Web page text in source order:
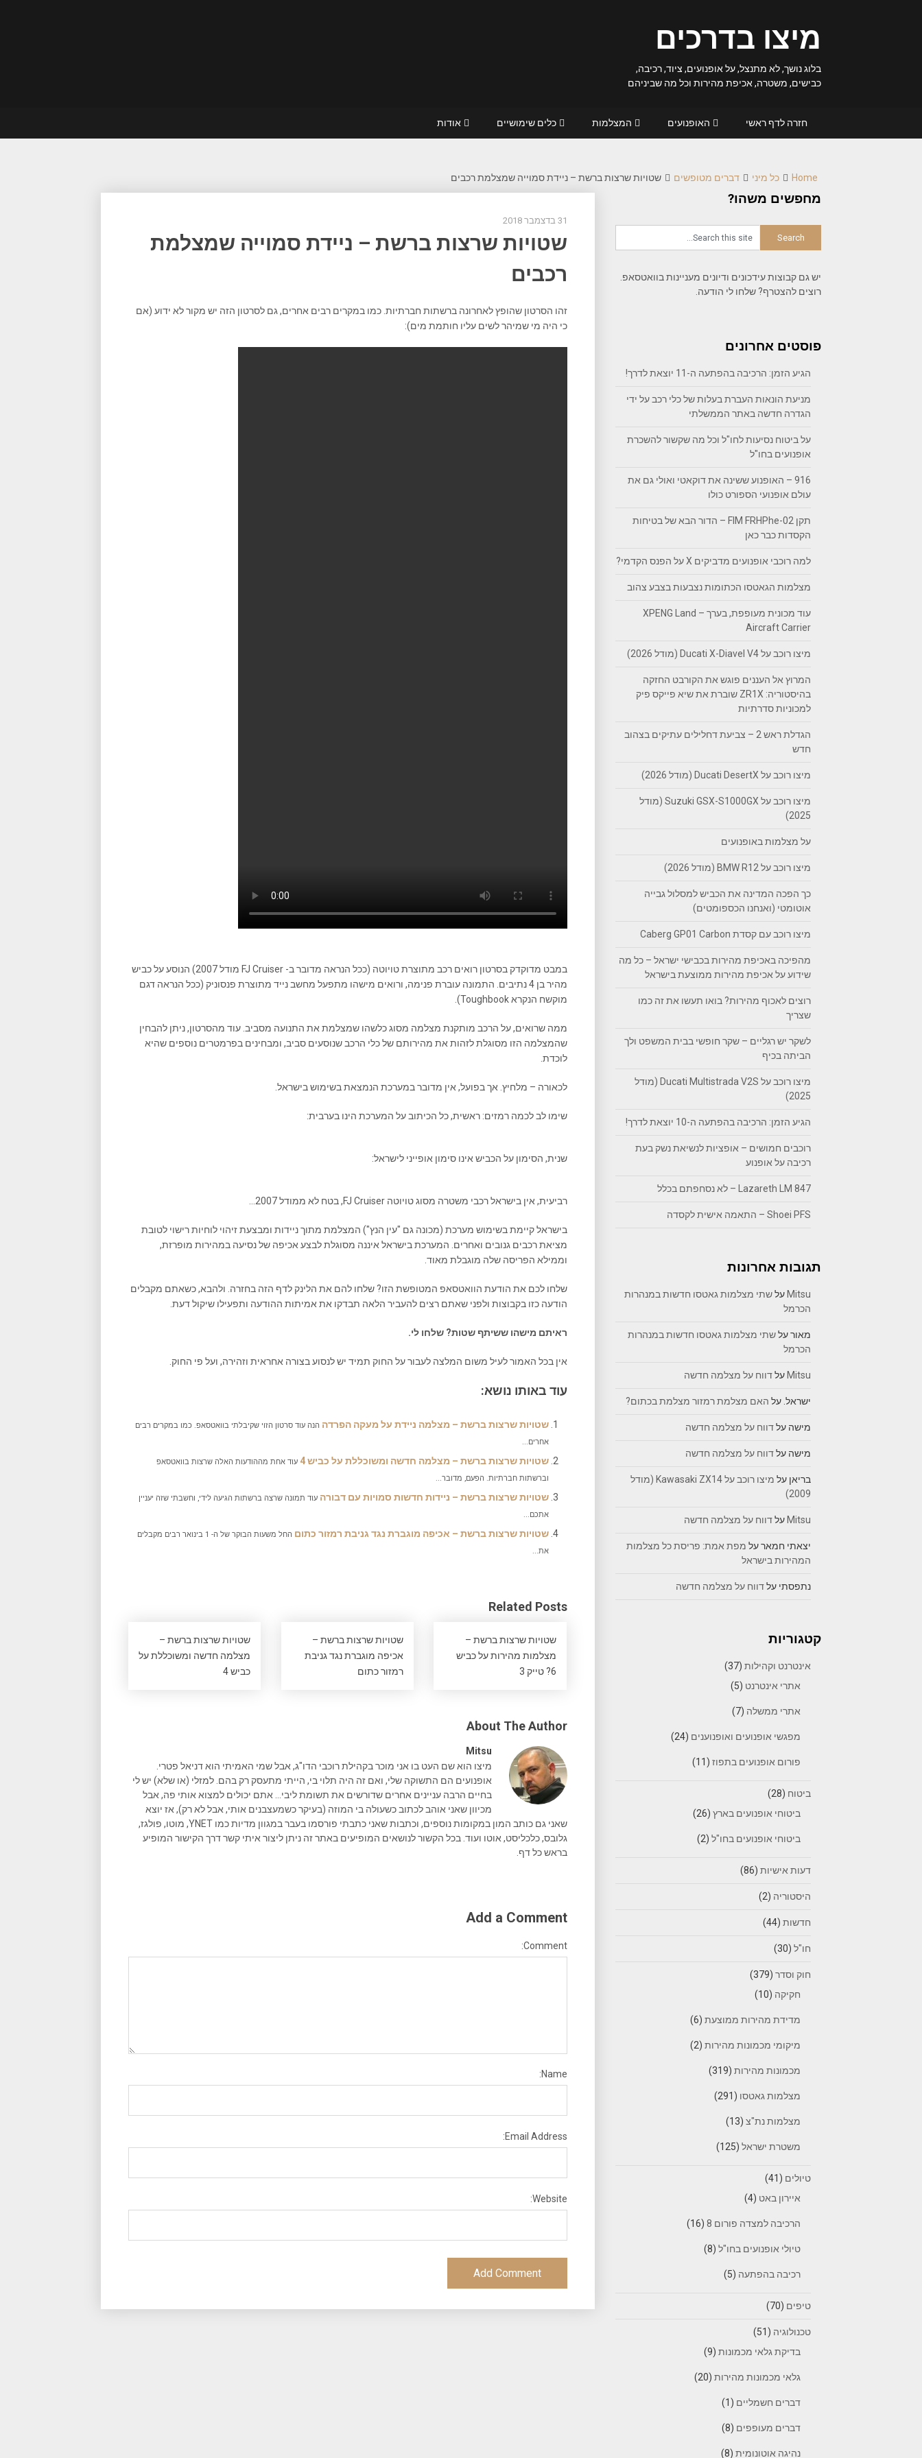
מיצו בדרכים
בלוג נושך, לא מתנצל, על אופנועים, ציוד, רכיבה,
כבישים, משטרה, אכיפת מהירות וכל מה שביניהם
חזרה לדף ראשי האופנועים המצלמות כלים שימושיים אודות
Home כל מיני דברים מטופשים שטויות שרצות ברשת – ניידת סמוייה שמצלמת רכבים
31 בדצמבר 2018
שטויות שרצות ברשת – ניידת סמוייה שמצלמת
רכבים
זהו הסרטון שהופץ לאחרונה ברשתות חברתיות. כמו במקרים רבים אחרים, גם לסרטון הזה יש מקור לא ידוע (אם
כי היה מי שמיהר לשים עליו חותמת מים):
במבט מדוקדק בסרטון רואים רכב מתוצרת טויוטה (ככל הנראה מדובר ב- FJ Cruiser מודל 2007) הנוסע על כביש
מהיר בן 4 נתיבים. התמונה עוברת פנימה, ורואים מישהו מתפעל מחשב נייד מתוצרת פנסוניק (ככל הנראה דגם
מוקשח הנקרא Toughbook).
ממה שרואים, על הרכב מותקנת מצלמה מסוג כלשהו שמצלמת את התנועה מסביב. עוד מהסרטון, ניתן להבחין
שהמצלמה הזו מסוגלת לזהות את מהירותם של כלי הרכב שנוסעים סביב, ומבחינים בפרמטרים נוספים שהיא
לוכדת.
לכאורה – מלחיץ. אך בפועל, אין מדובר במערכת הנמצאת בשימוש בישראל.
שימו לב לכמה רמזים: ראשית, כל הכיתוב על המערכת הינו בערבית:
שנית, הסימון על הכביש אינו סימון אופייני לישראל:
רביעית, אין בישראל רכבי משטרה מסוג טויוטה FJ Cruiser, בטח לא ממודל 2007…
בישראל קיימת בשימוש מערכת (מכונה גם "עין הנץ") המצלמת מתוך ניידות ומבצעת זיהוי לוחיות רישוי לטובת
מציאת רכבים גנובים ואחרים. המערכת בישראל איננה מסוגלת לבצע אכיפה של נסיעה במהירות מופרזת,
וממילא הפריסה שלה מוגבלת מאוד.
שלחו לכם את הודעת הוואטסאפ המטופשת הזו? שלחו להם את הלינק לדף הזה בחזרה. ולהבא, כשאתם מקבלים
הודעה כזו בקבוצות ולפני שאתם רצים להעביר הלאה תבדקו את אמיתות ההודעה ותפעילו שיקול דעת.
ראיתם מישהו ששיתף שטות? שלחו לי.
אין בכל האמור לעיל משום המלצה לעבור על החוק תמיד יש לנסוע בצורה אחראית וזהירה, ועל פי החוק.
עוד באותו נושא:
שטויות שרצות ברשת – מצלמה ניידת על מעקה הפרדה הנה עוד סרטון הזוי שקיבלתי בוואטסאפ. כמו במקרים רבים
אחרים...
שטויות שרצות ברשת – מצלמה חדשה ומשוכללת על כביש 4
עוד אחת מההודעות האלה שרצות בוואטסאפ
וברשתות חברתיות. הפעם, מדובר...
שטויות שרצות ברשת – ניידות חדשות סמויות עם דבורה עוד תמונה שרצה ברשתות הגיעה לידי, וחשבתי שזה יעניין
אתכם...
שטויות שרצות ברשת – אכיפה מוגברת נגד גניבת רמזור כתום
החל משעות הבוקר של ה- 1 בינואר רבים מקבלים
את...
Related Posts
שטויות שרצות ברשת –
מצלמה חדשה ומשוכללת על
כביש 4
שטויות שרצות ברשת –
אכיפה מוגברת נגד גניבת
רמזור כתום
שטויות שרצות ברשת –
מצלמות מהירות על כביש
6? טייק 3
About The Author
Mitsu
מיצו הוא שם העט בו אני מוכר בקהילת רוכבי הדו"ג, אבל שמי האמיתי הוא דניאל פטרי.
אופנועים הם התשוקה שלי, ואם זה היה תלוי בי, הייתי מתעסק רק בהם. למזלי (או שלא) יש לי
בחיים הרבה עניינים אחרים שדורשים את תשומת ליבי... אתם יכולים למצוא אותי פה, אבל
מכיוון שאני אוהב לכתוב כשעולה בי המוזה (בעיקר כשמעצבנים אותי, אבל לא רק), אז יוצא
שאני גם כותב המון במקומות נוספים, וכתבות שאני כתבתי פורסמו בעבר במגוון מדיות כמו YNET, מוטו, פולגז,
גלובס, כלכליסט, אוטו ועוד. בכל הקשור לנושאים המופיעים באתר זה ניתן ליצור איתי קשר דרך הקישור המופיע
בראש כל דף.
Add a Comment
Comment:
Name:
Email Address:
Website:
מחפשים משהו?
יש גם קבוצות עידכונים ודיונים מעניינות בוואטסאפ.
רוצים להצטרף? שלחו לי הודעה.
פוסטים אחרונים
הגיע הזמן: הרכיבה בהפתעה ה-11 יוצאת לדרך!
מניעת הונאות העברת בעלות של כלי רכב על ידי
הגדרה חדשה באתר הממשלתי
על ביטוח נסיעות לחו"ל וכל מה שקשור להשכרת
אופנועים בחו"ל
916 – האופנוע ששינה את דוקאטי ואולי גם את
עולם אופנועי הספורט כולו
תקן FIM FRHPhe-02 – הדור הבא של בטיחות
הקסדות כבר כאן
למה רוכבי אופנועים מדביקים X על הפנס הקדמי?
מצלמות הגאטסו הכתומות נצבעות בצבע צהוב
עוד מכונית מעופפת, בערך – XPENG Land
Aircraft Carrier
מיצו רוכב על Ducati X-Diavel V4 (מודל 2026)
המרוץ אל העננים פוגש את הקורבט החזקה
בהיסטוריה: ZR1X שוברת את שיא פייקס פיק
למכוניות סדרתיות
הגדלת ראש 2 – צביעת דחלילים עתיקים בצהוב
חדש
מיצו רוכב על Ducati DesertX (מודל 2026)
מיצו רוכב על Suzuki GSX-S1000GX (מודל
2025)
על מצלמות באופנועים
מיצו רוכב על BMW R12 (מודל 2026)
כך הפכה המדינה את הכביש למסלול גבייה
אוטומטי (ואנחנו הכספומטים)
מיצו רוכב עם קסדת Caberg GP01 Carbon
מהפיכה באכיפת מהירות בכבישי ישראל – כל מה
שידוע על אכיפת מהירות ממוצעת בישראל
רוצים לאכוף מהירות? בואו תעשו את זה כמו
שצריך
לשקר יש רגליים – שקר חופשי בבית המשפט ולך
הביתה בכיף
מיצו רוכב על Ducati Multistrada V2S (מודל
2025)
הגיע הזמן: הרכיבה בהפתעה ה-10 יוצאת לדרך!
רוכבים חמושים – אופציות לנשיאת נשק בעת
רכיבה על אופנוע
Lazareth LM 847 – לא נסחפתם בכלל
Shoei PFS – התאמה אישית לקסדה
תגובות אחרונות
Mitsu עלשתי מצלמות גאטסו חדשות במנהרות
הכרמל
מאורעלשתי מצלמות גאטסו חדשות במנהרות
הכרמל
Mitsu עלדווח על מצלמה חדשה
ישראל. על האם מצלמת רמזור מצלמת בכתום?
מישה עלדווח על מצלמה חדשה
מישה עלדווח על מצלמה חדשה
בריאן על
מיצו רוכב על Kawasaki ZX14 (מודל
2009)
Mitsu עלדווח על מצלמה חדשה
יצאתי חמארעל מפת אמת: פריסת כל מצלמות
המהירות בישראל
נתפסתי עלדווח על מצלמה חדשה
קטגוריות
אינטרנט וקהילות (37)
אתרי אינטרנט (5)
אתרי ממשלה (7)
מפגשי אופנועים ואופנוענים (24)
פורום אופנועים בתפוז (11)
ביטוח (28)
ביטוחי אופנועים בארץ (26)
ביטוחי אופנועים בחו"ל (2)
דעות אישיות (86)
היסטוריה (2)
חדשות (44)
חו"ל (30)
חוק וסדר (379)
חקיקה (10)
מדידת מהירות ממוצעת (6)
מיקומי מכמונות מהירות (2)
מכמונות מהירות (319)
מצלמות גאטסו (291)
מצלמות נת"צ (13)
משטרת ישראל (125)
טיולים (41)
איירון באט (4)
הרכיבה למצדה פורום 8 (16)
טיולי אופנועים בחו"ל (8)
רכיבה בהפתעה (5)
טיפים (70)
טכנולוגיה (51)
בדיקת גלאי מכמונות (9)
גלאי מכמונות מהירות (20)
דברים חשמליים (1)
דברים מעופפים (8)
נהיגה אוטונומית (8)